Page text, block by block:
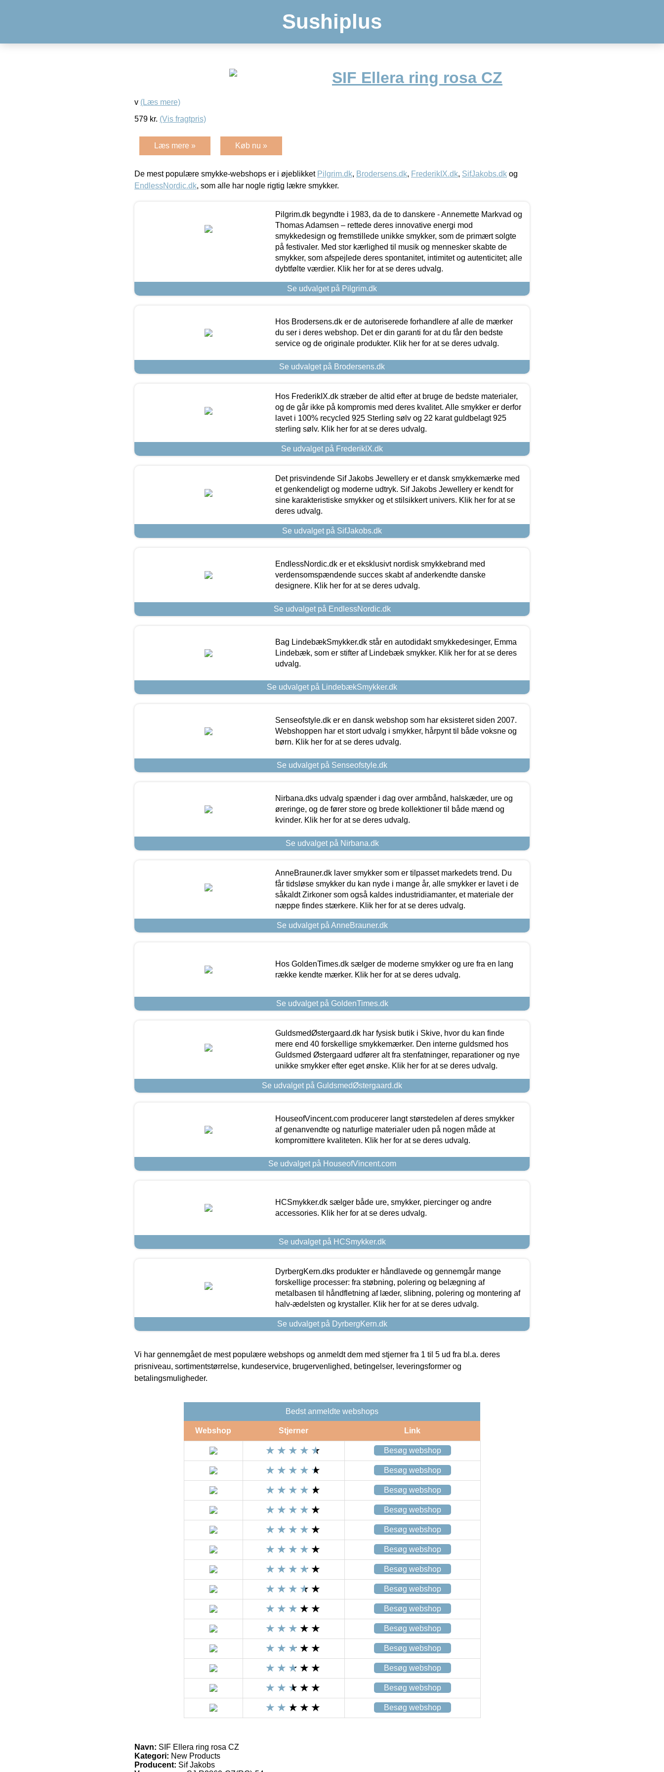
Sushiplus
SIF Ellera ring rosa CZ
v (Læs mere)
579 kr. (Vis fragtpris)
Læs mere » Køb nu »
De mest populære smykke-webshops er i øjeblikket Pilgrim.dk, Brodersens.dk, FrederikIX.dk, SifJakobs.dk og
EndlessNordic.dk, som alle har nogle rigtig lækre smykker.
Pilgrim.dk begyndte i 1983, da de to danskere - Annemette Markvad og
Thomas Adamsen – rettede deres innovative energi mod
smykkedesign og fremstillede unikke smykker, som de primært solgte
på festivaler. Med stor kærlighed til musik og mennesker skabte de
smykker, som afspejlede deres spontanitet, intimitet og autenticitet; alle
dybtfølte værdier. Klik her for at se deres udvalg.
Se udvalget på Pilgrim.dk
Hos Brodersens.dk er de autoriserede forhandlere af alle de mærker
du ser i deres webshop. Det er din garanti for at du får den bedste
service og de originale produkter. Klik her for at se deres udvalg.
Se udvalget på Brodersens.dk
Hos FrederikIX.dk stræber de altid efter at bruge de bedste materialer,
og de går ikke på kompromis med deres kvalitet. Alle smykker er derfor
lavet i 100% recycled 925 Sterling sølv og 22 karat guldbelagt 925
sterling sølv. Klik her for at se deres udvalg.
Se udvalget på FrederikIX.dk
Det prisvindende Sif Jakobs Jewellery er et dansk smykkemærke med
et genkendeligt og moderne udtryk. Sif Jakobs Jewellery er kendt for
sine karakteristiske smykker og et stilsikkert univers. Klik her for at se
deres udvalg.
Se udvalget på SifJakobs.dk
EndlessNordic.dk er et eksklusivt nordisk smykkebrand med
verdensomspændende succes skabt af anderkendte danske
designere. Klik her for at se deres udvalg.
Se udvalget på EndlessNordic.dk
Bag LindebækSmykker.dk står en autodidakt smykkedesinger, Emma
Lindebæk, som er stifter af Lindebæk smykker. Klik her for at se deres
udvalg.
Se udvalget på LindebækSmykker.dk
Senseofstyle.dk er en dansk webshop som har eksisteret siden 2007.
Webshoppen har et stort udvalg i smykker, hårpynt til både voksne og
børn. Klik her for at se deres udvalg.
Se udvalget på Senseofstyle.dk
Nirbana.dks udvalg spænder i dag over armbånd, halskæder, ure og
øreringe, og de fører store og brede kollektioner til både mænd og
kvinder. Klik her for at se deres udvalg.
Se udvalget på Nirbana.dk
AnneBrauner.dk laver smykker som er tilpasset markedets trend. Du
får tidsløse smykker du kan nyde i mange år, alle smykker er lavet i de
såkaldt Zirkoner som også kaldes industridiamanter, et materiale der
næppe findes stærkere. Klik her for at se deres udvalg.
Se udvalget på AnneBrauner.dk
Hos GoldenTimes.dk sælger de moderne smykker og ure fra en lang
række kendte mærker. Klik her for at se deres udvalg.
Se udvalget på GoldenTimes.dk
GuldsmedØstergaard.dk har fysisk butik i Skive, hvor du kan finde
mere end 40 forskellige smykkemærker. Den interne guldsmed hos
Guldsmed Østergaard udfører alt fra stenfatninger, reparationer og nye
unikke smykker efter eget ønske. Klik her for at se deres udvalg.
Se udvalget på GuldsmedØstergaard.dk
HouseofVincent.com producerer langt størstedelen af deres smykker
af genanvendte og naturlige materialer uden på nogen måde at
kompromittere kvaliteten. Klik her for at se deres udvalg.
Se udvalget på HouseofVincent.com
HCSmykker.dk sælger både ure, smykker, piercinger og andre
accessories. Klik her for at se deres udvalg.
Se udvalget på HCSmykker.dk
DyrbergKern.dks produkter er håndlavede og gennemgår mange
forskellige processer: fra støbning, polering og belægning af
metalbasen til håndfletning af læder, slibning, polering og montering af
halv-ædelsten og krystaller. Klik her for at se deres udvalg.
Se udvalget på DyrbergKern.dk
Vi har gennemgået de mest populære webshops og anmeldt dem med stjerner fra 1 til 5 ud fra bl.a. deres
prisniveau, sortimentstørrelse, kundeservice, brugervenlighed, betingelser, leveringsformer og
betalingsmuligheder.
Bedst anmeldte webshops
Webshop Stjerner Link
Besøg webshop
Besøg webshop
Besøg webshop
Besøg webshop
Besøg webshop
Besøg webshop
Besøg webshop
Besøg webshop
Besøg webshop
Besøg webshop
Besøg webshop
Besøg webshop
Besøg webshop
Besøg webshop
Navn: SIF Ellera ring rosa CZ
Kategori: New Products
Producent: Sif Jakobs